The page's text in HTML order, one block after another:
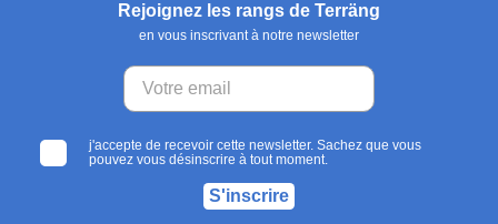
Rejoignez les rangs de Terräng
en vous inscrivant à notre newsletter
j'accepte de recevoir cette newsletter. Sachez que vous
pouvez vous désinscrire à tout moment.
S'inscrire